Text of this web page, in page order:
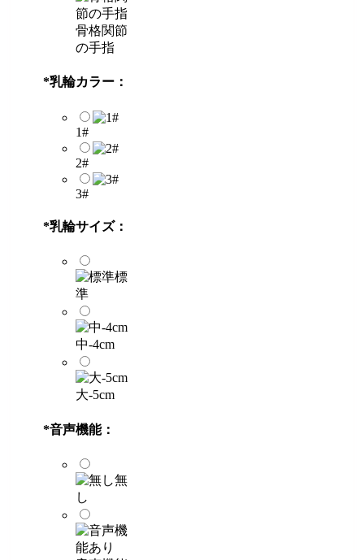
骨格関節
の手指
*乳輪カラー：
1#
2#
3#
*乳輪サイズ：
標
準
中-4cm
大-5cm
*音声機能：
無
し